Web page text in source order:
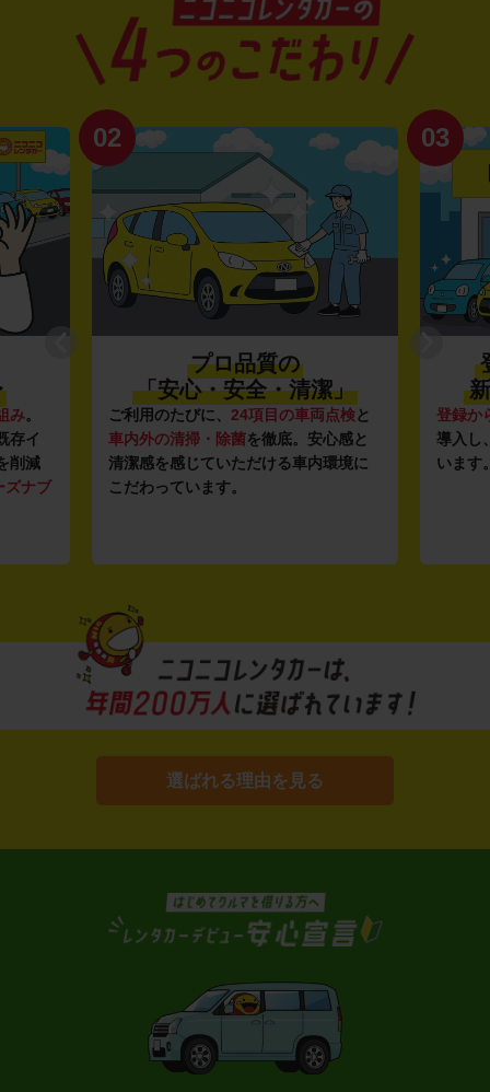
み。
存イ
削減
ズナブ
02
プロ品質の
「安心・安全・清潔」
ご利用のたびに、 24項目の車両点検と
車内外の清掃・除菌を徹底。安心感と
清潔感を感じていただける車内環境に
こだわっています。
03
登録か
導入し
います
選ばれる理由を見る